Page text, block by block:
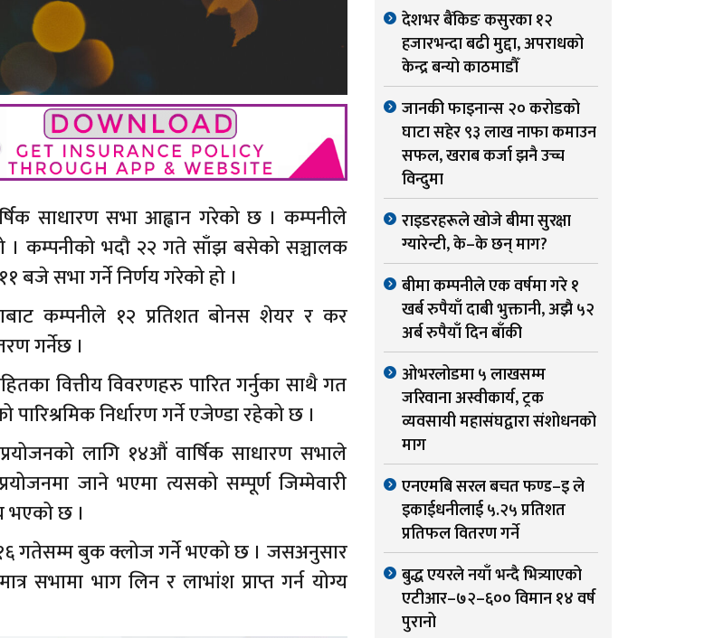
साधारण सभा आह्वान गरेको छ । कम्पनीले
कम्पनीको भदौ २२ गते साँझ बसेको सञ्चालक
बजे सभा गर्ने निर्णय गरेको हो ।
कम्पनीले १२ प्रतिशत बोनस शेयर र कर
गर्नेछ ।
वित्तीय विवरणहरु पारित गर्नुका साथै गत
निर्धारण गर्ने एजेण्डा रहेको छ ।
लागि १४औं वार्षिक साधारण सभाले
जाने भएमा त्यसको सम्पूर्ण जिम्मेवारी
भएको छ ।
गतेसम्म बुक क्लोज गर्ने भएको छ । जसअनुसार
सभामा भाग लिन र लाभांश प्राप्त गर्न योग्य
देशभर बैंकिङ कसुरका १२
हजारभन्दा बढी मुद्दा, अपराधको
केन्द्र बन्यो काठमाडौँ
जानकी फाइनान्स २० करोडको
घाटा सहेर ९३ लाख नाफा कमाउन
सफल, खराब कर्जा झनै उच्च
विन्दुमा
राइडरहरूले खोजे बीमा सुरक्षा
ग्यारेन्टी, के–के छन् माग?
बीमा कम्पनीले एक वर्षमा गरे १
खर्ब रुपैयाँ दाबी भुक्तानी, अझै ५२
अर्ब रुपैयाँ दिन बाँकी
ओभरलोडमा ५ लाखसम्म
जरिवाना अस्वीकार्य, ट्रक
व्यवसायी महासंघद्वारा संशोधनको
माग
एनएमबि सरल बचत फण्ड–इ ले
इकाईधनीलाई ५.२५ प्रतिशत
प्रतिफल वितरण गर्ने
बुद्ध एयरले नयाँ भन्दै भित्र्याएको
एटीआर–७२–६०० विमान १४ वर्ष
पुरानो